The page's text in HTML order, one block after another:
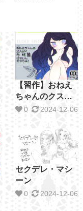
【習作】おねえ
ちゃんのクスリ
に不可能はない
0 2024-12-06
セクデレ・マシ
ーン
0 2024-12-06